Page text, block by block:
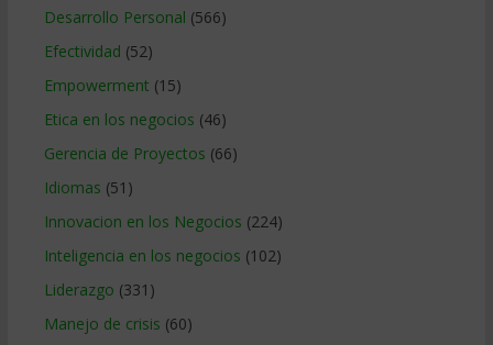
Desarrollo Personal (566)
Efectividad (52)
Empowerment (15)
Etica en los negocios (46)
Gerencia de Proyectos (66)
Idiomas (51)
Innovacion en los Negocios (224)
Inteligencia en los negocios (102)
Liderazgo (331)
Manejo de crisis (60)